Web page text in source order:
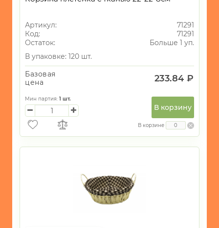
Артикул:
71291
Код:
71291
Остаток:
Больше 1 уп.
В упаковке: 120 шт.
Базовая
цена
233.84 ₽
Мин партия: 1 шт.
В корзину
В корзине